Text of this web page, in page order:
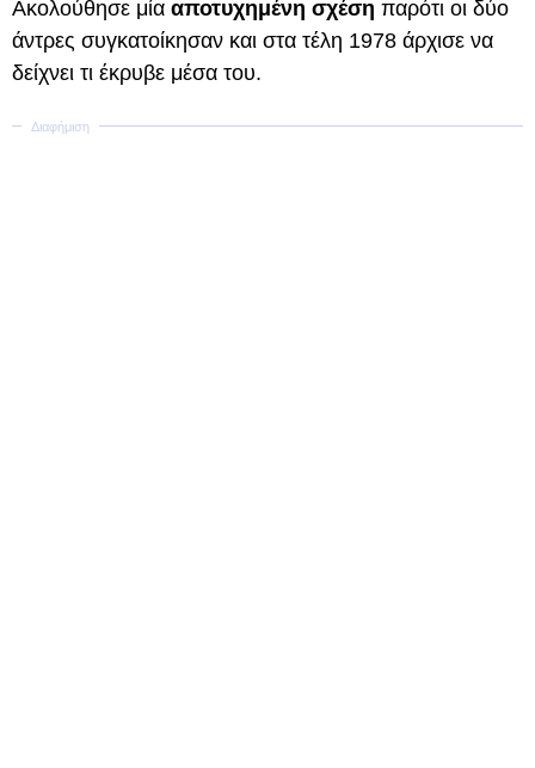
Ακολούθησε μία αποτυχημένη σχέση παρότι οι δύο
άντρες συγκατοίκησαν και στα τέλη 1978 άρχισε να
δείχνει τι έκρυβε μέσα του.